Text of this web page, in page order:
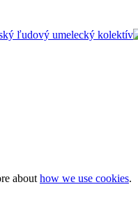
about how we use cookies.